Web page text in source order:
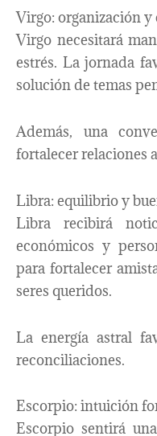
Virgo: organización
Virgo necesitará
estrés. La jornada
solución de temas
Además, una
fortalecer relaciones
Libra: equilibrio y
Libra recibirá
económicos y
para fortalecer
seres queridos.
La energía astral
reconciliaciones.
Escorpio: intuición
Escorpio sentirá